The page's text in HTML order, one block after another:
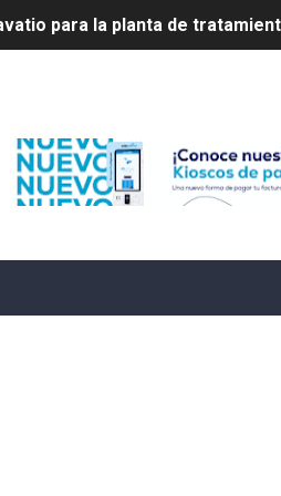
Unidos
muertas y otra herida